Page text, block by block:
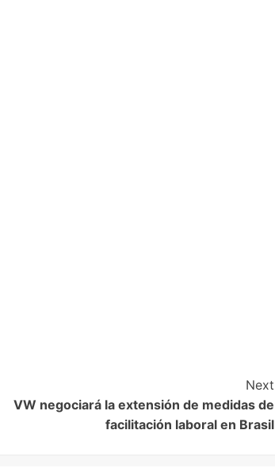
Next
VW negociará la extensión de medidas de
facilitación laboral en Brasil